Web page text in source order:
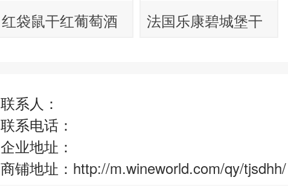
红袋鼠干红葡萄酒
法国乐康碧城堡干
联系人：
联系电话：
企业地址：
商铺地址： http://m.wineworld.com/qy/tjsdhh/